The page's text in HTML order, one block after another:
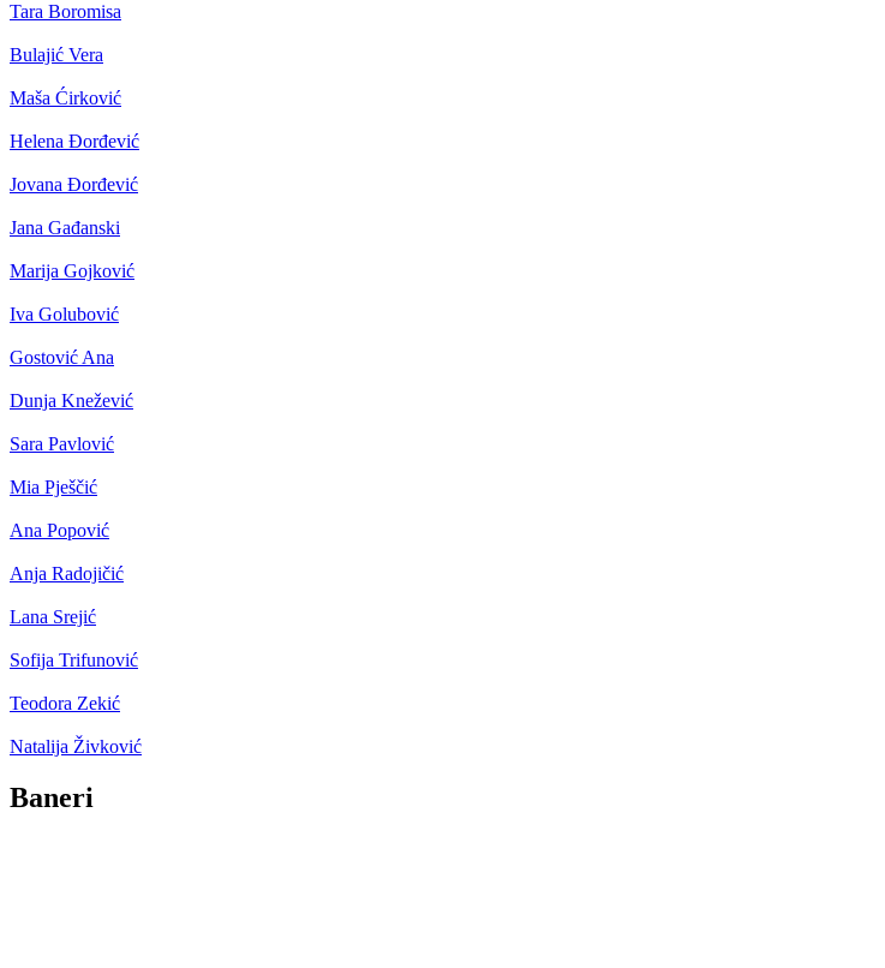
Tara Boromisa
Bulajić Vera
Maša Ćirković
Helena Đorđević
Jovana Đorđević
Jana Gađanski
Marija Gojković
Iva Golubović
Gostović Ana
Dunja Knežević
Sara Pavlović
Mia Pješčić
Ana Popović
Anja Radojičić
Lana Srejić
Sofija Trifunović
Teodora Zekić
Natalija Živković
Baneri